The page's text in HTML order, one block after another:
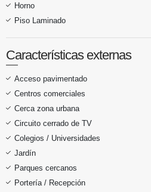
Horno
Piso Laminado
Características externas
Acceso pavimentado
Centros comerciales
Cerca zona urbana
Circuito cerrado de TV
Colegios / Universidades
Jardín
Parques cercanos
Portería / Recepción